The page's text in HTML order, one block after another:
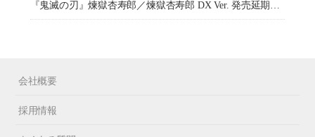
会社概要
採用情報